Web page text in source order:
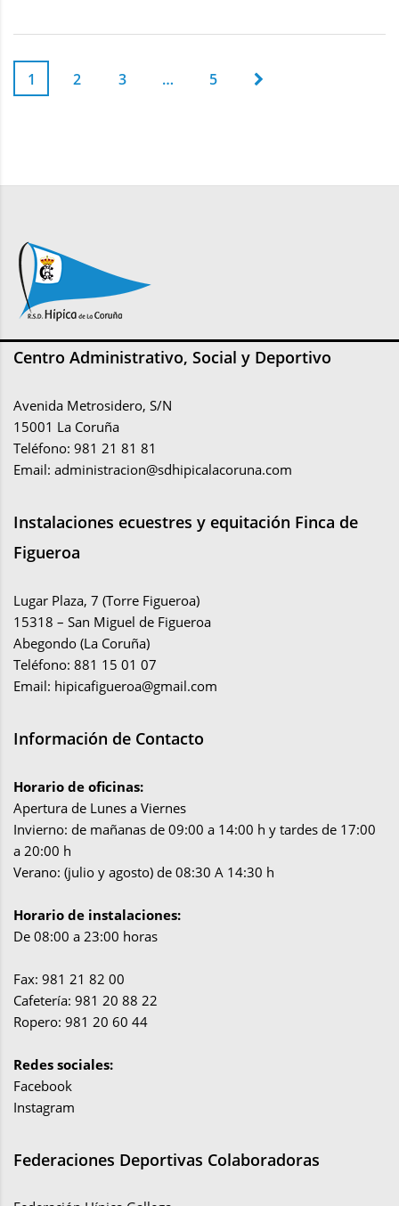
1 2 3 … 5
Centro Administrativo, Social y Deportivo
Avenida Metrosidero, S/N
15001 La Coruña
Teléfono: 981 21 81 81
Email: administracion@sdhipicalacoruna.com
Instalaciones ecuestres y equitación Finca de
Figueroa
Lugar Plaza, 7 (Torre Figueroa)
15318 – San Miguel de Figueroa
Abegondo (La Coruña)
Teléfono: 881 15 01 07
Email: hipicafigueroa@gmail.com
Información de Contacto
Horario de oficinas:
Apertura de Lunes a Viernes
Invierno: de mañanas de 09:00 a 14:00 h y tardes de 17:00
a 20:00 h
Verano: (julio y agosto) de 08:30 A 14:30 h
Horario de instalaciones:
De 08:00 a 23:00 horas
Fax: 981 21 82 00
Cafetería: 981 20 88 22
Ropero: 981 20 60 44
Redes sociales:
Facebook
Instagram
Federaciones Deportivas Colaboradoras